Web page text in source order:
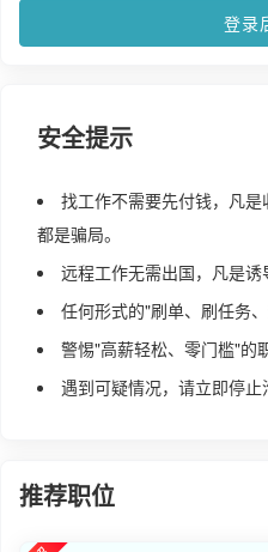
登录
安全提示
找工作不需要先付钱，凡
都是骗局。
远程工作无需出国，凡是诱
任何形式的"刷单、刷任务
警惕"高薪轻松、零门槛"的
遇到可疑情况，请立即停止
推荐职位